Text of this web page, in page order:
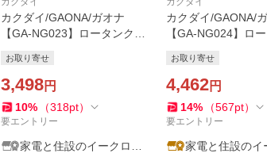
カクダイ/GAONA/ガオナ
【GA-NG023】ロータンク排
51ミリ これエエやん〔▽〕
お取り寄せ
3,498円
10% （318pt）
要エントリー
家電と住設のイークロー
カクダイ/GAONA/
【GA-NG024】ロー
TO用 32ミリ これエ
〔▽〕
お取り寄せ
4,462円
14% （567pt）
要エントリー
家電と住設のイ